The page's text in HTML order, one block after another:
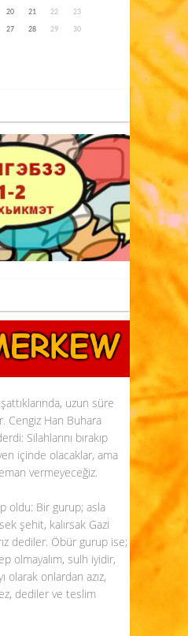
20 21 22
23
27 28 29
30
uzun süre
Cengiz Han Buhara
Silahlarını bırakıp
içinde olacaklar, ama
vermeyeceğiz.
oldu: Bir gurup; asla
şehit, kalırsak Gazi
dediler. Öbür gurup ise;
olmayalım, sulh iyidir,
olarak onlardan azız,
dediler ve teslim